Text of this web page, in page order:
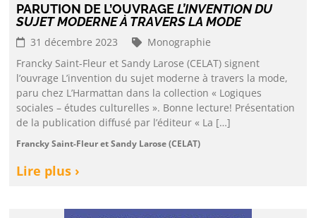
PARUTION DE L’OUVRAGEL’INVENTION DU
SUJET MODERNE À TRAVERS LA MODE
31 décembre 2023
Monographie
Francky Saint-Fleur et Sandy Larose (CELAT) signent
l’ouvrage L’invention du sujet moderne à travers la mode,
paru chez L’Harmattan dans la collection « Logiques
sociales – études culturelles ». Bonne lecture! Présentation
de la publication diffusé par l’éditeur « La […]
Francky Saint-Fleur et Sandy Larose (CELAT)
Lire plus ›